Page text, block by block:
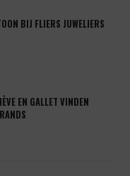
BIJ FLIERS JUWELIERS
EN GALLET VINDEN